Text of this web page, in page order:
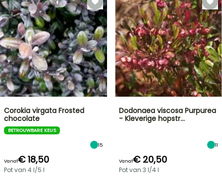
Corokia virgata Frosted
chocolate
BETROUWBARE KEUS
15
Vanaf€ 18,50
Pot van 4 l/5 l
Dodonaea viscosa Purpurea
- Kleverige hopstr…
11
Vanaf€ 20,50
Pot van 3 l/4 l